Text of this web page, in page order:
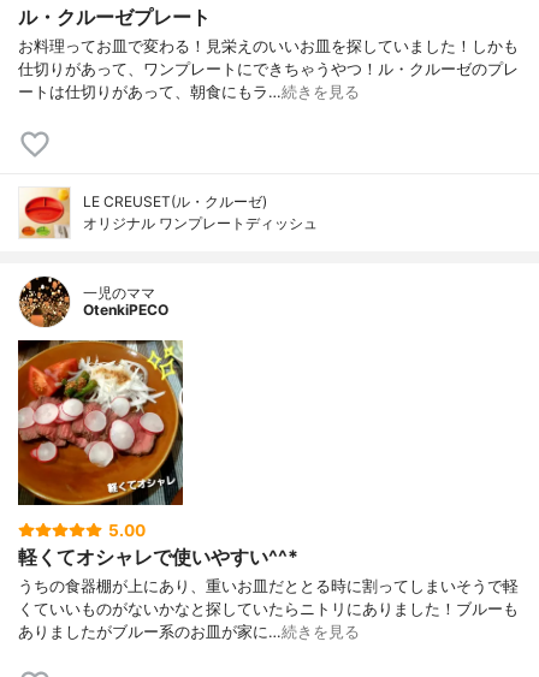
ル・クルーゼプレート
お料理ってお皿で変わる！見栄えのいいお皿を探していました！しかも
仕切りがあって、ワンプレートにできちゃうやつ！ル・クルーゼのプレ
ートは仕切りがあって、朝食にもラ…続きを見る
LE CREUSET(ル・クルーゼ)
オリジナル ワンプレートディッシュ
一児のママ
OtenkiPECO
5.00
軽くてオシャレで使いやすい^^*
うちの食器棚が上にあり、重いお皿だととる時に割ってしまいそうで軽
くていいものがないかなと探していたらニトリにありました！ブルーも
ありましたがブルー系のお皿が家に…続きを見る